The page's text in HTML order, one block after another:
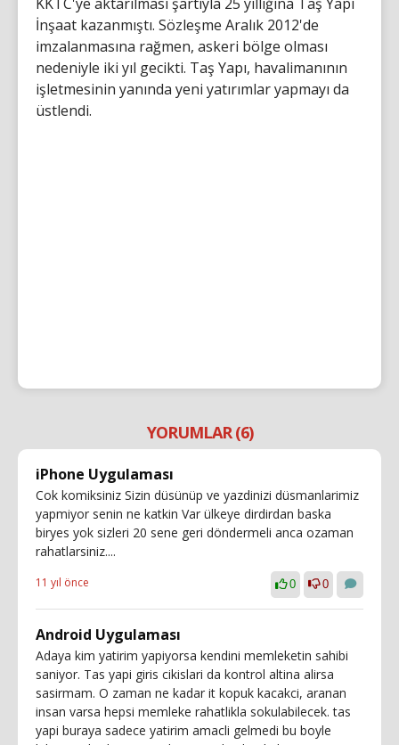
İnşaat kazanmıştı. Sözleşme Aralık 2012'de
imzalanmasına rağmen, askeri bölge olması
nedeniyle iki yıl gecikti. Taş Yapı, havalimanının
işletmesinin yanında yeni yatırımlar yapmayı da
üstlendi.
YORUMLAR (6)
iPhone Uygulaması
Cok komiksiniz Sizin düsünüp ve yazdinizi düsmanlarimiz
yapmiyor senin ne katkin Var ülkeye dirdirdan baska
biryes yok sizleri 20 sene geri döndermeli anca ozaman
rahatlarsiniz....
11 yıl önce 0 0
Android Uygulaması
Adaya kim yatirim yapiyorsa kendini memleketin sahibi
saniyor. Tas yapi giris cikislari da kontrol altina alirsa
sasirmam. O zaman ne kadar it kopuk kacakci, aranan
insan varsa hepsi memleke rahatlikla sokulabilecek. tas
yapi buraya sadece yatirim amacli gelmedi bu boyle